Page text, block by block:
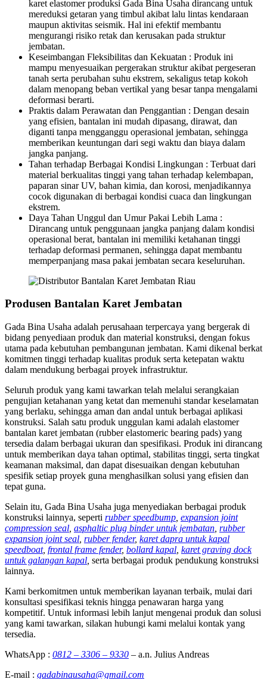
karet elastomer produksi Gada Bina Usaha dirancang untuk
mereduksi getaran yang timbul akibat lalu lintas kendaraan
maupun aktivitas seismik. Hal ini efektif membantu
mengurangi risiko retak dan kerusakan pada struktur
jembatan.
Keseimbangan Fleksibilitas dan Kekuatan : Produk ini
mampu menyesuaikan pergerakan struktur akibat pergeseran
tanah serta perubahan suhu ekstrem, sekaligus tetap kokoh
dalam menopang beban vertikal yang besar tanpa mengalami
deformasi berarti.
Praktis dalam Perawatan dan Penggantian : Dengan desain
yang efisien, bantalan ini mudah dipasang, dirawat, dan
diganti tanpa mengganggu operasional jembatan, sehingga
memberikan keuntungan dari segi waktu dan biaya dalam
jangka panjang.
Tahan terhadap Berbagai Kondisi Lingkungan : Terbuat dari
material berkualitas tinggi yang tahan terhadap kelembapan,
paparan sinar UV, bahan kimia, dan korosi, menjadikannya
cocok digunakan di berbagai kondisi cuaca dan lingkungan
ekstrem.
Daya Tahan Unggul dan Umur Pakai Lebih Lama :
Dirancang untuk penggunaan jangka panjang dalam kondisi
operasional berat, bantalan ini memiliki ketahanan tinggi
terhadap deformasi permanen, sehingga dapat membantu
memperpanjang masa pakai jembatan secara keseluruhan.
Produsen Bantalan Karet Jembatan
Gada Bina Usaha adalah perusahaan terpercaya yang bergerak di
bidang penyediaan produk dan material konstruksi, dengan fokus
utama pada kebutuhan pembangunan jembatan. Kami dikenal berkat
komitmen tinggi terhadap kualitas produk serta ketepatan waktu
dalam mendukung berbagai proyek infrastruktur.
Seluruh produk yang kami tawarkan telah melalui serangkaian
pengujian ketahanan yang ketat dan memenuhi standar keselamatan
yang berlaku, sehingga aman dan andal untuk berbagai aplikasi
konstruksi. Salah satu produk unggulan kami adalah elastomer
bantalan karet jembatan (rubber elastomeric bearing pads) yang
tersedia dalam berbagai ukuran dan spesifikasi. Produk ini dirancang
untuk memberikan daya tahan optimal, stabilitas tinggi, serta tingkat
keamanan maksimal, dan dapat disesuaikan dengan kebutuhan
spesifik setiap proyek guna menghasilkan solusi yang efisien dan
tepat guna.
Selain itu, Gada Bina Usaha juga menyediakan berbagai produk
konstruksi lainnya, seperti rubber speedbump expansion joint
compression seal asphaltic plug binder untuk jembatan rubber
expansion joint seal rubber fender, karet dapra untuk kapal
speedboat, frontal frame fender, bollard kapal karet graving dock
untuk galangan kapal serta berbagai produk pendukung konstruksi
lainnya.
Kami berkomitmen untuk memberikan layanan terbaik, mulai dari
konsultasi spesifikasi teknis hingga penawaran harga yang
kompetitif. Untuk informasi lebih lanjut mengenai produk dan solusi
yang kami tawarkan, silakan hubungi kami melalui kontak yang
tersedia.
WhatsApp : 0812 – 3306 – 9330 – a.n. Julius Andreas
E-mail : gadabinausaha@gmail.com